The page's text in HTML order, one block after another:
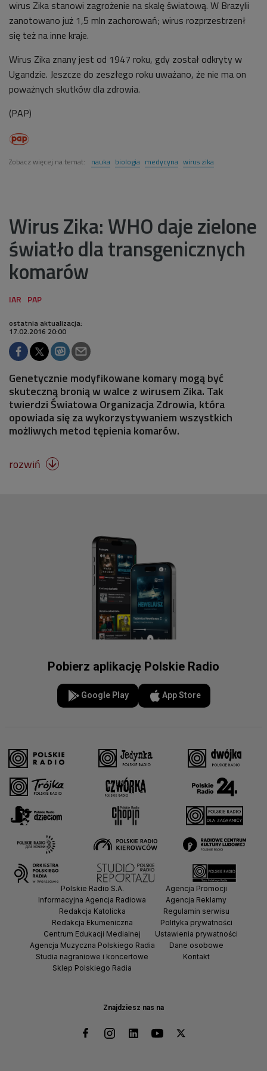
wirus Zika stanowi zagrożenie na skalę światową. W Brazylii
zanotowano już 1,5 mln zachorowań; wirus rozprzestrzenł
się też na inne kraje.
Wirus Zika znany jest od 1947 roku, gdy został odkryty w
Ugandzie. Jeszcze do zeszłego roku uważano, że nie ma on
poważnych skutków dla zdrowia.
(PAP)
Zobacz więcej na temat: nauka biologia medycyna wirus zika
Wirus Zika: WHO daje zielone
światło dla transgenicznych
komarów
ostatnia aktualizacja:
17.02.2016 20:00
Genetycznie modyfikowane komary mogą być
skuteczną bronią w walce z wirusem Zika. Tak
twierdzi Światowa Organizacja Zdrowia, która
opowiada się za wykorzystywaniem wszystkich
możliwych metod tępienia komarów.
rozwiń 
Pobierz aplikację Polskie Radio
Google Play App Store
Znajdziesz nas na
Polskie Radio S.A.
Informacyjna Agencja Radiowa
Redakcja Katolicka
Redakcja Ekumeniczna
Centrum Edukacji Medialnej
Agencja Muzyczna Polskiego Radia
Studia nagraniowe i koncertowe
Sklep Polskiego Radia
Agencja Promocji
Agencja Reklamy
Regulamin serwisu
Polityka prywatności
Ustawienia prywatności
Dane osobowe
Kontakt